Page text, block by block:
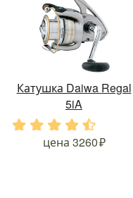
Катушка Daiwa Regal
5iA
. . .
цена 3260